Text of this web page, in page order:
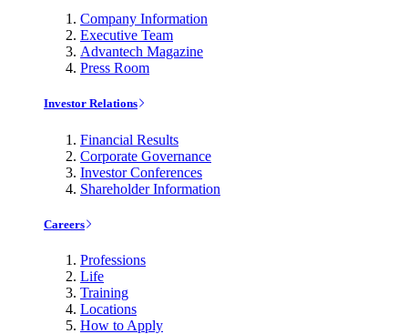
Company Information
Executive Team
Advantech Magazine
Press Room
Investor Relations
Financial Results
Corporate Governance
Investor Conferences
Shareholder Information
Careers
Professions
Life
Training
Locations
How to Apply